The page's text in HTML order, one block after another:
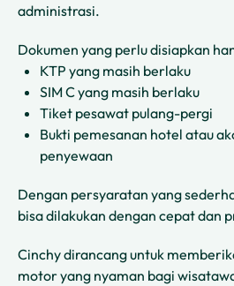
administrasi.
Dokumen yang perlu disiapkan
KTP yang masih berlaku
SIM C yang masih berlaku
Tiket pesawat pulang-pergi
Bukti pemesanan hotel atau
penyewaan
Dengan persyaratan yang
bisa dilakukan dengan cepat dan
Cinchy dirancang untuk
motor yang nyaman bagi